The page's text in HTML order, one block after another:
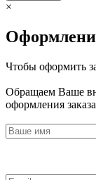
×
Чтобы оформить
Обращаем Ваше
оформления